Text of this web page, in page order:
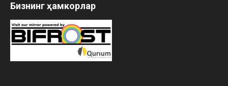
Бизнинг ҳамкорлар